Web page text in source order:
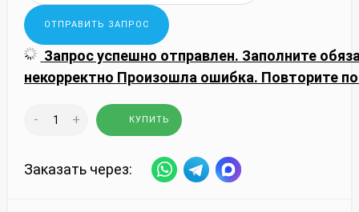
Запрос успешно отправлен. Заполните
некорректно Произошла ошибка. Повторите
- + КУПИТЬ
Заказать через: